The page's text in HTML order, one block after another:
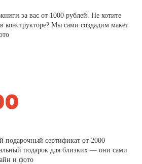
за вас от 1000 рублей. Не хотите
в конструкторе? Мы сами создадим макет
подарочный сертификат от 2000
подарок для близких — они сами
и фото